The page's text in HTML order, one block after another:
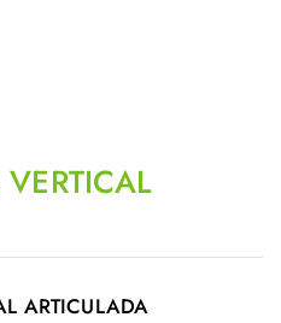
ARTICULADA